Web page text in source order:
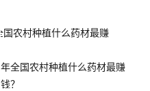
年全国农村种植什么药材最赚
钱？